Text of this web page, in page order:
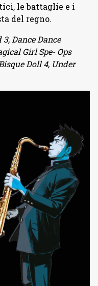
le battaglie e i
del regno.
Dance Dance
Girl Spe- Ops
Doll 4, Under